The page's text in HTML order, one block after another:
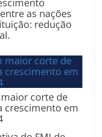
as nações
redução
corte de
crescimento em